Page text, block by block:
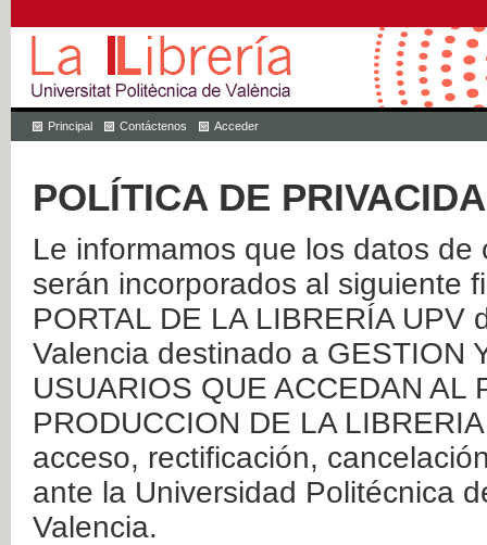
Principal Contáctenos Acceder
POLÍTICA DE
Le informamos que los datos
serán incorporados al siguiente
PORTAL DE LA LIBRERÍA
Valencia destinado a GESTION
USUARIOS QUE ACCEDAN AL
PRODUCCION DE LA
acceso, rectificación,
ante la Universidad Politécnica
Valencia.